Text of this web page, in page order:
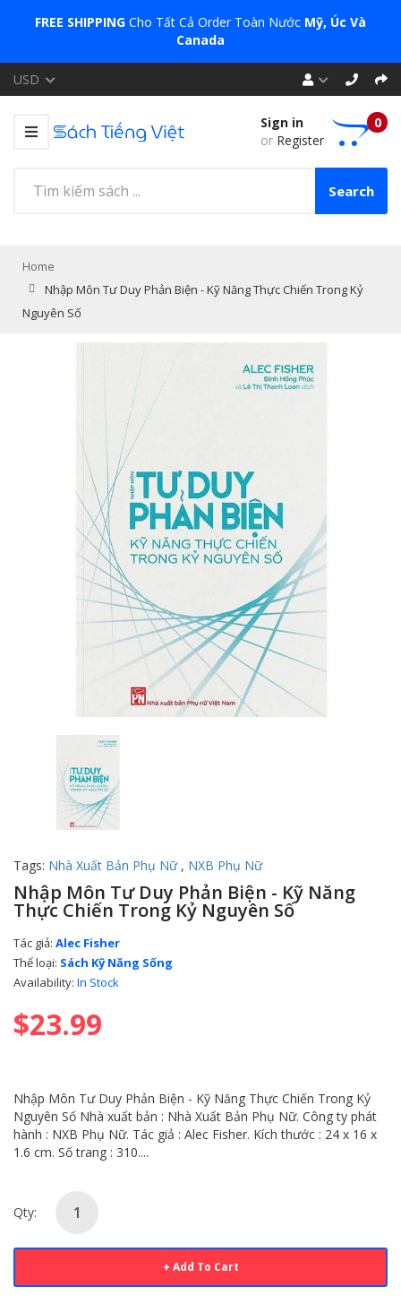
FREE SHIPPING Cho Tất Cả Order Toàn Nước Mỹ, Úc Và
Canada
USD
Sign in
or Register
0
Search
Home
Nhập Môn Tư Duy Phản Biện - Kỹ Năng Thực Chiến Trong Kỷ
Nguyên Số
Tags: Nhà Xuất Bản Phụ Nữ, NXB Phụ Nữ
Nhập Môn Tư Duy Phản Biện - Kỹ Năng
Thực Chiến Trong Kỷ Nguyên Số
Tác giả: Alec Fisher
Thể loại: Sách Kỹ Năng Sống
Availability: In Stock
$23.99
Nhập Môn Tư Duy Phản Biện - Kỹ Năng Thực Chiến Trong Kỷ
Nguyên Số Nhà xuất bản : Nhà Xuất Bản Phụ Nữ. Công ty phát
hành : NXB Phụ Nữ. Tác giả : Alec Fisher. Kích thước : 24 x 16 x
1.6 cm. Số trang : 310....
Qty:
Add To Cart